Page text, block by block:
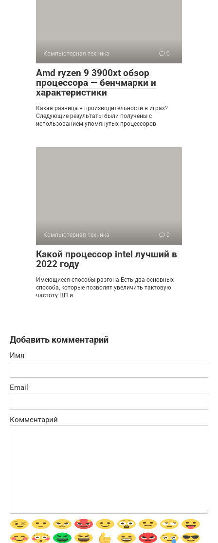
Компьютерная техника 0
Amd ryzen 9 3900xt обзор
процессора — бенчмарки и
характеристики
Какая разница в производительности в играх?
Следующие результаты были получены с
использованием упомянутых процессоров
Компьютерная техника 0
Какой процессор intel лучший в
2022 году
Имеющиеся способы разгона Есть два основных
способа, которые позволят увеличить тактовую
частоту ЦП и
Добавить комментарий
Имя
Email
Комментарий